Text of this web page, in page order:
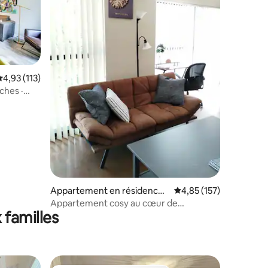
: 4,84 sur 5
moyenne sur la base de 113 commentaires : 4,93 sur 5
4,93 (113)
·
Appartement en résidence ⋅
Charlotte
Évaluation moyenne
4,85 (157)
Appartement cosy au cœur de
Charlotte. Parking gratuit
familles